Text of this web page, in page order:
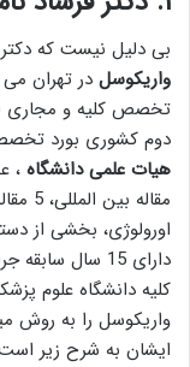
بی دلیل نیست که دکتر
واریکوسل در تهران
تخصص کلیه و مجاری
دوم کشوری بورد
هیات علمی دانشگاه
اورولوژی، بخشی از
دارای 15 سال
کلیه دانشگاه علوم
واریکوسل را به روش
ایشان به شرح زیر